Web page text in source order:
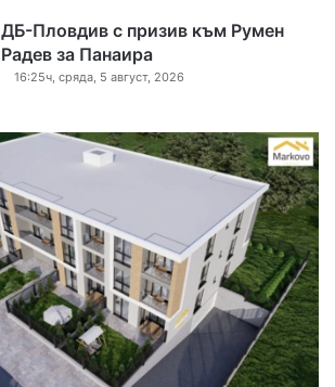
ДБ-Пловдив с призив към Румен
Радев за Панаира
16:25ч, сряда, 5 август, 2026